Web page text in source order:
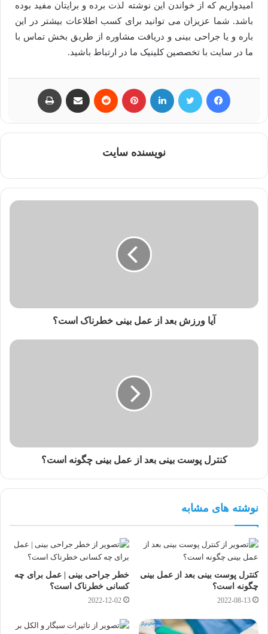
امیدواریم که از خواندن این نوشته لذت برده و برایتان مفید بوده
باشد. شما عزیزان می توانید برای کسب اطلاعات بیشتر در این
باره و یا جراحی بینی و دریافت مشاوره از طریق بخش تماس با
ما در سایت با تخصصین کلینیک ما در ارتباط باشید.
نویسنده سایت
آیا ورزش بعد از عمل بینی خطرناک است؟
کنترل پوست بینی بعد از عمل بینی چگونه است؟
نوشته های مشابه
کنترل پوست بینی بعد از عمل بینی
چگونه است؟
2022-08-13
خطر جراحی بینی | عمل برای چه
کسانی خطرناک است؟
2022-12-02